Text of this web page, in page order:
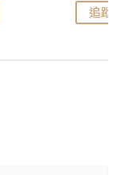
追蹤